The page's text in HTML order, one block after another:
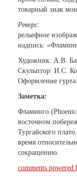
товарный знак
Реверс:
рельефное
надпись:
Художник: А.В.
Скульптор: И.С.
Оформление
Заметка:
Фламинго
восточном
Тургайского
время
сокращению.
comments powered